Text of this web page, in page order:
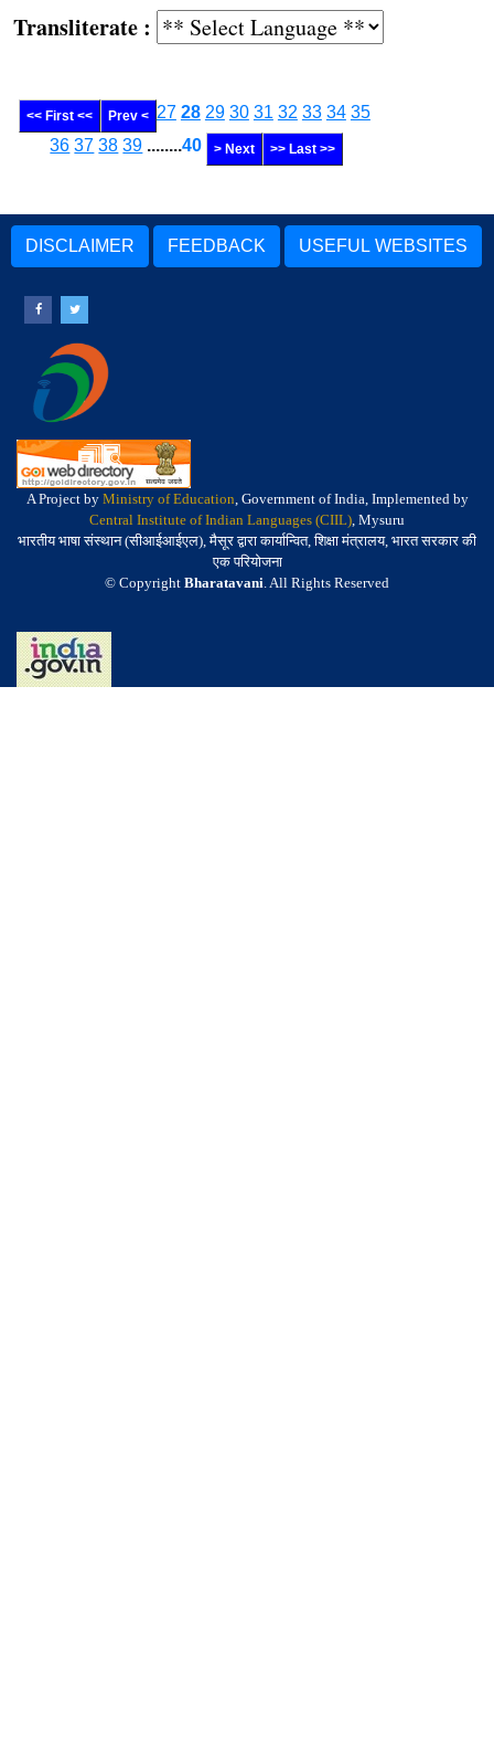
:
<< First << Prev < 27 28 29 30 31 32 33 34 35
36 37 38 39 ........40 > Next >> Last >>
DISCLAIMER FEEDBACK USEFUL WEBSITES
A Project by Ministry of Education, Government of India, Implemented by
Central Institute of Indian Languages (CIIL), Mysuru
भारतीय भाषा संस्थान (सीआईआईएल), मैसूर द्वारा कार्यान्वित, शिक्षा मंत्रालय, भारत सरकार की
एक परियोजना
© Copyright Bharatavani. All Rights Reserved